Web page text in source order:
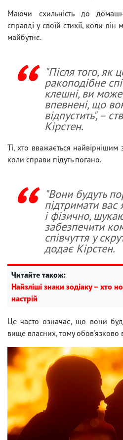
Маючи схильність до
справді у своїй стихії, коли
майбутнє.
"Після того, як
ракоподібне
клешні, ви
впевнені, що
відпустить", –
Кірстен.
Ті, хто вважається найвірнішим
коли справи підуть погано.
"Вони будуть
підтримати вас
і фізично,
забезпечити
співчуття у
додає Кірстен.
Читайте також:
Найзліші знаки зодіаку – хто
настрій
Це часто означає, що вони
вище власних, тому обов'язково